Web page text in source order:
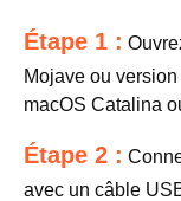
Étape 1 :
Mojave ou
macOS Catalina
Étape 2 :
avec un câble